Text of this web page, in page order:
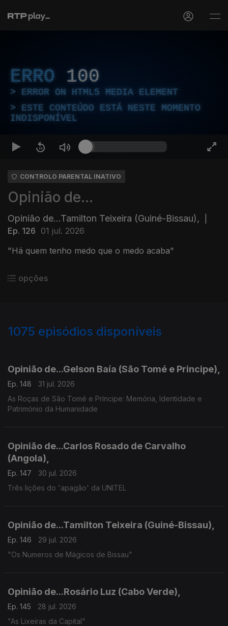
ERRO 100
ERROR ON HTML5 MEDIA ELEMENT
ESTE CONTEÚDO ESTÁ NESTE MOMENTO
INDISPONÍVEL
CONTROLO PARENTAL INATIVO
Opinião de...
Opinião de...Tamilton Teixeira (Guiné-Bissau),
Ep. 126 01 jul. 2026
"Há quem tenho medo que o medo acaba"
opções
1075 episódios disponíveis
Opinião de...Gelson Baía (São Tomé e Principe),
Ep. 148
31 jul. 2026
As Roças de São Tomé e Príncipe: Memória, Identidade e
Património da Humanidade
Opinião de...Carlos Rosado de Carvalho
(Angola),
Ep. 147
30 jul. 2026
Três lições do 'apagão' da UNITEL
Opinião de...Tamilton Teixeira (Guiné-Bissau),
Ep. 146
29 jul. 2026
"Os Numeros de Mágicos de Bissau"
Opinião de...Rosário Luz (Cabo Verde),
Ep. 145
28 jul. 2026
"As Lixeiras da Capital"